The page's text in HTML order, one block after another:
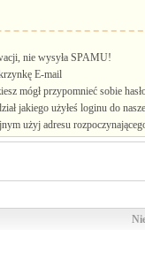
nie wysyła SPAMU!
E-mail
mógł przypomnieć sobie
jakiego użyłeś loginu do
użyj adresu